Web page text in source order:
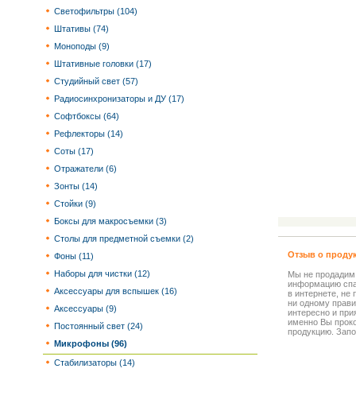
Светофильтры (104)
Штативы (74)
Моноподы (9)
Штативные головки (17)
Студийный свет (57)
Радиосинхронизаторы и ДУ (17)
Софтбоксы (64)
Рефлекторы (14)
Соты (17)
Отражатели (6)
Зонты (14)
Стойки (9)
Боксы для макросъемки (3)
Столы для предметной съемки (2)
Фоны (11)
Наборы для чистки (12)
Аксессуары для вспышек (16)
Аксессуары (9)
Постоянный свет (24)
Микрофоны (96)
Стабилизаторы (14)
Отзыв о
Мы не
информацию
в интернете, не
ни одному
интересно и
именно Вы
продукцию.